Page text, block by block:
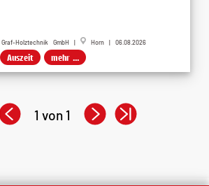
Graf-Holztechnik GmbH | Horn | 06.08.2026
Auszeit mehr ...
1 von 1